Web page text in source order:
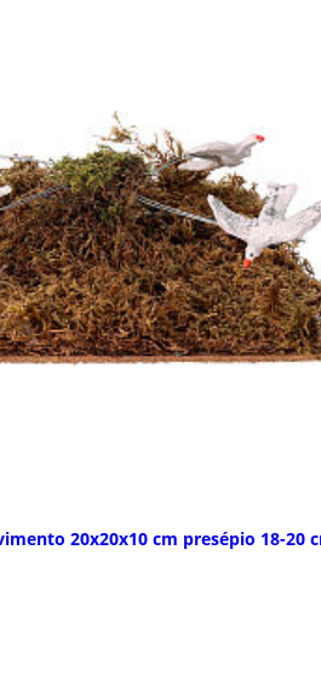
20x20x10 cm presépio 18-20